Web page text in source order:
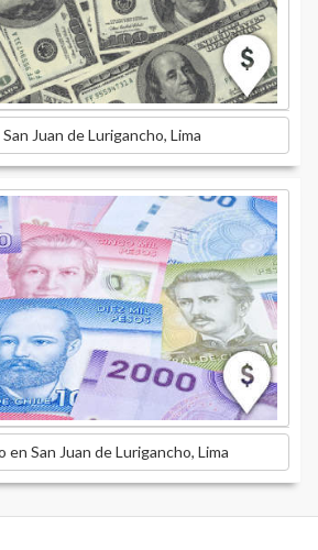
Juan de Lurigancho, Lima
en San Juan de Lurigancho, Lima